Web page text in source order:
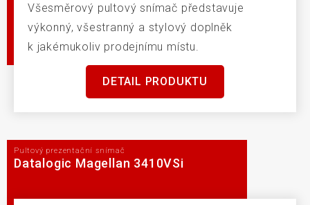
Všesměrový pultový snímač představuje
výkonný, všestranný a stylový doplněk
k jakémukoliv prodejnímu místu.
DETAIL PRODUKTU
Pultový prezentační snímač
Datalogic Magellan 3410VSi